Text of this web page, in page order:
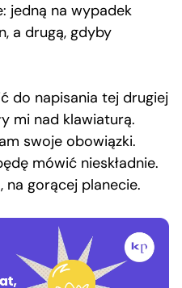
jedną na wypadek
a drugą, gdyby
do napisania tej drugiej
mi nad klawiaturą.
swoje obowiązki.
mówić nieskładnie.
na gorącej planecie.